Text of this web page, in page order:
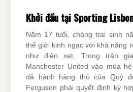
Khởi đầu tại Sporting
Năm 17 tuổi, chàng trai sinh
thế giới kinh ngạc với khả năng
như điện xẹt. Trong trận
Manchester United vào mùa
đã hành hàng thủ của Quỷ
Ferguson phải quyết định ký